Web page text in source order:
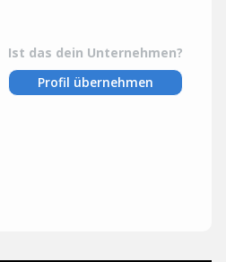
Ist das dein Unternehmen?
Profil übernehmen